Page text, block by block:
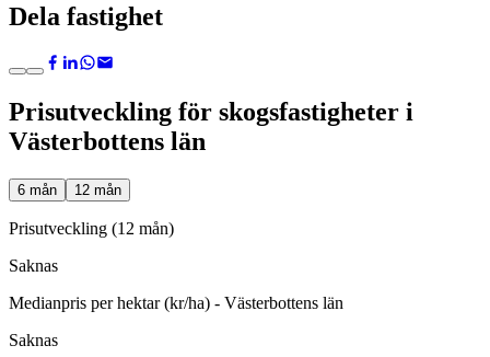
Dela fastighet
Prisutveckling för skogsfastigheter i
Västerbottens län
6 mån 12 mån
Prisutveckling (12 mån)
Saknas
Medianpris per hektar (kr/ha) - Västerbottens län
Saknas